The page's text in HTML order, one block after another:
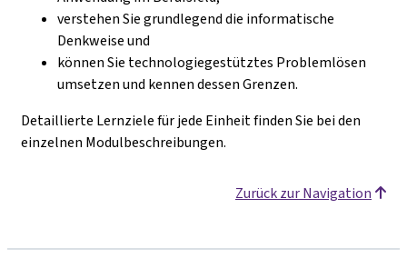
verstehen Sie grundlegend die informatische
Denkweise und
können Sie technologiegestütztes Problemlösen
umsetzen und kennen dessen Grenzen.
Detaillierte Lernziele für jede Einheit finden Sie bei den
einzelnen Modulbeschreibungen.
Zurück zur Navigation